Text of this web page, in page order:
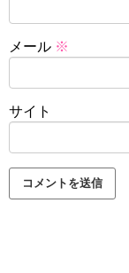
メール ※
サイト